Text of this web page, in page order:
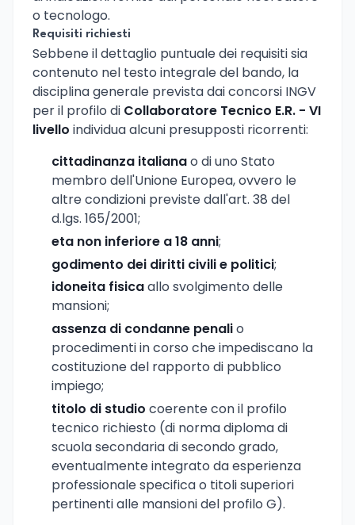
o tecnologo.
Requisiti richiesti
Sebbene il dettaglio puntuale dei requisiti sia
contenuto nel testo integrale del bando, la
disciplina generale prevista dai concorsi INGV
per il profilo di Collaboratore Tecnico E.R. - VI
livello individua alcuni presupposti ricorrenti:
cittadinanza italianao di uno Stato
membro dell'Unione Europea, ovvero le
altre condizioni previste dall'art. 38 del
d.lgs. 165/2001;
eta non inferiore a 18 anni;
godimento dei diritti civili e politici;
idoneita fisicaallo svolgimento delle
mansioni;
assenza di condanne penalio
procedimenti in corso che impediscano la
costituzione del rapporto di pubblico
impiego;
titolo di studio coerente con il profilo
tecnico richiesto (di norma diploma di
scuola secondaria di secondo grado,
eventualmente integrato da esperienza
professionale specifica o titoli superiori
pertinenti alle mansioni del profilo G).